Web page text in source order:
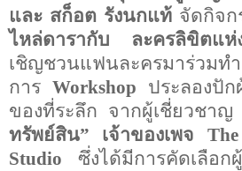
และ สก็อต รังนกแท้ จัดกิจก
ไหล่ดารากับ ละครลิขิตแ
เชิญชวนแฟนละครมาร่วมท
การ Workshop ประลองปัก
ของที่ระลึก จากผู้เชี่ยวชาญ
ทรัพย์สิน” เจ้าของเพจ
Studio
ซึ่งได้มีการคัดเลือก